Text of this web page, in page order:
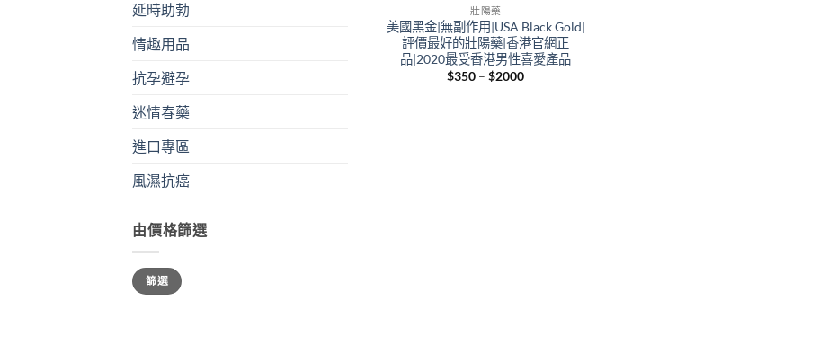
延時助勃
情趣用品
抗孕避孕
迷情春藥
進口專區
風濕抗癌
由價格篩選
最
低
價
最
高
價
篩選
壯陽藥
美國黑金|無副作用|USA Black Gold|
評價最好的壯陽藥|香港官網正
品|2020最受香港男性喜愛產品
$350 – $2000Price